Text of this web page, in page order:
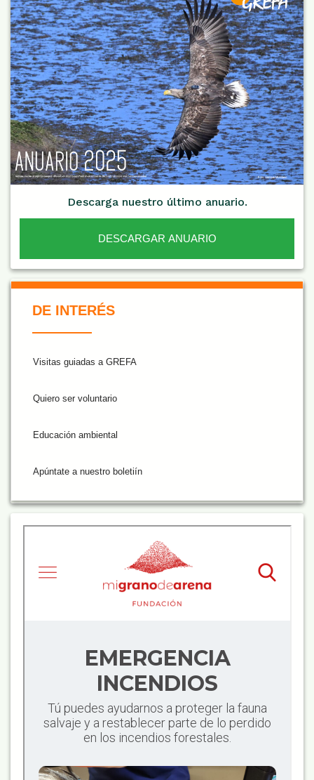
Descarga nuestro último anuario.
DESCARGAR ANUARIO
De Interés NARANJA
DE INTERÉS
Visitas guiadas a GREFA
Quiero ser voluntario
Educación ambiental
Apúntate a nuestro boletiín